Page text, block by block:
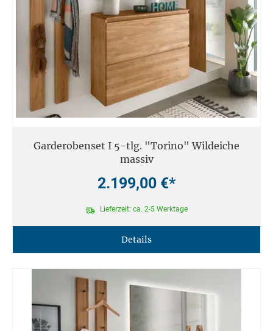
Garderobenset I 5-tlg. "Torino" Wildeiche
massiv
2.199,00 €*
Lieferzeit: ca. 2-5 Werktage
Details